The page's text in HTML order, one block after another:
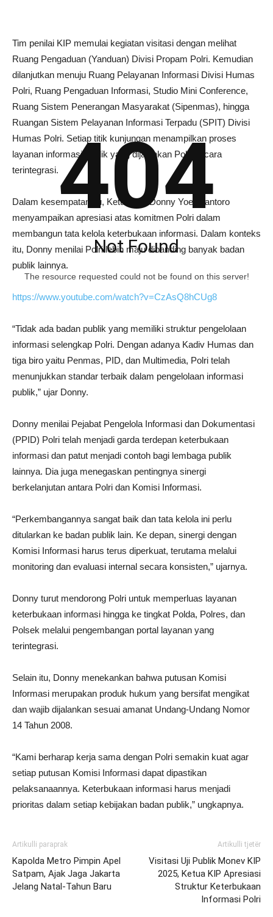
Tim penilai KIP memulai kegiatan visitasi dengan melihat
Ruang Pengaduan (Yanduan) Divisi Propam Polri. Kemudian
dilanjutkan menuju Ruang Pelayanan Informasi Divisi Humas
Polri, Ruang Pengaduan Informasi, Studio Mini Conference,
Ruang Sistem Penerangan Masyarakat (Sipenmas), hingga
Ruangan Sistem Pelayanan Informasi Terpadu (SPIT) Divisi
Humas Polri. Setiap titik kunjungan menampilkan proses
layanan informasi publik yang dijalankan Polri secara
terintegrasi.
Dalam kesempatan itu, Ketua KIP Donny Yoesgiantoro
menyampaikan apresiasi atas komitmen Polri dalam
membangun tata kelola keterbukaan informasi. Dalam konteks
itu, Donny menilai Polri lebih maju dibanding banyak badan
publik lainnya.
https://www.youtube.com/watch?v=CzAsQ8hCUg8
“Tidak ada badan publik yang memiliki struktur pengelolaan
informasi selengkap Polri. Dengan adanya Kadiv Humas dan
tiga biro yaitu Penmas, PID, dan Multimedia, Polri telah
menunjukkan standar terbaik dalam pengelolaan informasi
publik,” ujar Donny.
Donny menilai Pejabat Pengelola Informasi dan Dokumentasi
(PPID) Polri telah menjadi garda terdepan keterbukaan
informasi dan patut menjadi contoh bagi lembaga publik
lainnya. Dia juga menegaskan pentingnya sinergi
berkelanjutan antara Polri dan Komisi Informasi.
“Perkembangannya sangat baik dan tata kelola ini perlu
ditularkan ke badan publik lain. Ke depan, sinergi dengan
Komisi Informasi harus terus diperkuat, terutama melalui
monitoring dan evaluasi internal secara konsisten,” ujarnya.
Donny turut mendorong Polri untuk memperluas layanan
keterbukaan informasi hingga ke tingkat Polda, Polres, dan
Polsek melalui pengembangan portal layanan yang
terintegrasi.
Selain itu, Donny menekankan bahwa putusan Komisi
Informasi merupakan produk hukum yang bersifat mengikat
dan wajib dijalankan sesuai amanat Undang-Undang Nomor
14 Tahun 2008.
“Kami berharap kerja sama dengan Polri semakin kuat agar
setiap putusan Komisi Informasi dapat dipastikan
pelaksanaannya. Keterbukaan informasi harus menjadi
prioritas dalam setiap kebijakan badan publik,” ungkapnya.
Artikulli paraprak
Kapolda Metro Pimpin Apel
Satpam, Ajak Jaga Jakarta
Jelang Natal-Tahun Baru
Artikulli tjetër
Visitasi Uji Publik Monev KIP
2025, Ketua KIP Apresiasi
Struktur Keterbukaan
Informasi Polri
404
Not Found
The resource requested could not be found on this server!